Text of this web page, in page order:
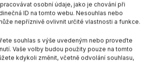
osobní údaje, jako je chování při
ID na tomto webu. Nesouhlas nebo
nepříznivě ovlivnit určité vlastnosti a funkce.
souhlas s výše uvedeným nebo proveďte
Vaše volby budou použity pouze na tomto
kdykoli změnit, včetně odvolání souhlasu,
Mini GPS Module